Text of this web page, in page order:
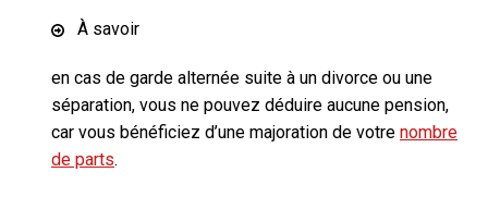
À savoir
en cas de garde alternée suite à un divorce ou une
séparation, vous ne pouvez déduire aucune pension,
car vous bénéficiez d’une majoration de votre nombre
de parts.